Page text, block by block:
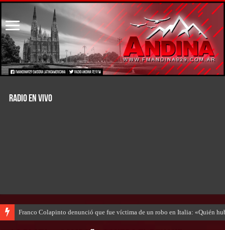
RADIO EN VIVO
Franco Colapinto denunció que fue víctima de un robo en Italia: «Quién